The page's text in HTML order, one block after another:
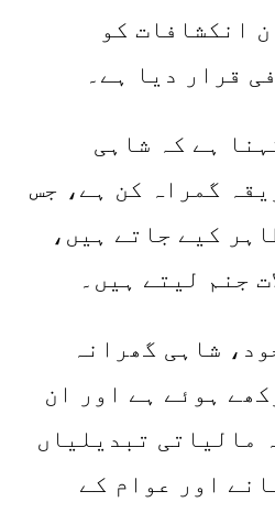
انکشافات کو
قرار دیا ہے۔
ہے کہ شاہی
گمراہ کن ہے، جس
کیے جاتے ہیں،
جنم لیتے ہیں۔
شاہی گھرانہ
ہوئے ہے اور ان
مالیاتی تبدیلیاں
اور عوام کے